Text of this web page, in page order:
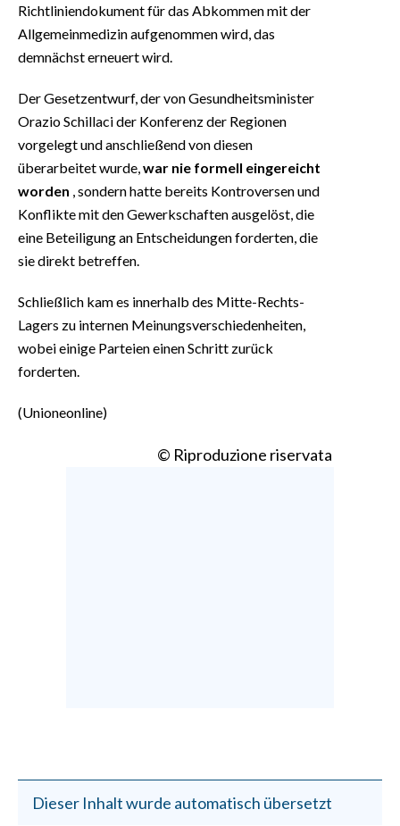
STORE
Richtliniendokument für das Abkommen mit der
Allgemeinmedizin aufgenommen wird, das
demnächst erneuert wird.
Der Gesetzentwurf, der von Gesundheitsminister
Orazio Schillaci der Konferenz der Regionen
vorgelegt und anschließend von diesen
überarbeitet wurde, war nie formell eingereicht
worden , sondern hatte bereits Kontroversen und
Konflikte mit den Gewerkschaften ausgelöst, die
eine Beteiligung an Entscheidungen forderten, die
sie direkt betreffen.
Schließlich kam es innerhalb des Mitte-Rechts-
Lagers zu internen Meinungsverschiedenheiten,
wobei einige Parteien einen Schritt zurück
forderten.
(Unioneonline)
© Riproduzione riservata
Dieser Inhalt wurde automatisch übersetzt